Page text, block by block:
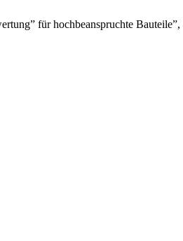
für hochbeanspruchte Bauteile”,